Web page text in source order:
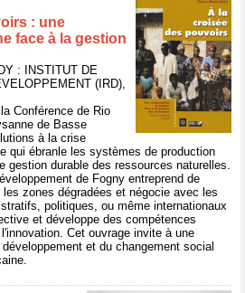
: une
face à la gestion
: INSTITUT DE
(IRD),
Conférence de Rio
de Basse
à la crise
qui ébranle les systèmes de production
gestion durable des ressources naturelles.
de Fogny entreprend de
zones dégradées et négocie avec les
politiques, ou même internationaux
et développe des compétences
Cet ouvrage invite à une
et du changement social